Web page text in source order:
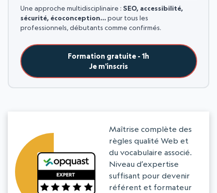
Une approche multidisciplinaire : SEO, accessibilité,
sécurité, écoconception… pour tous les
professionnels, débutants comme confirmés.
Formation gratuite - 1h
Je m'inscris
Maîtrise complète des
règles qualité Web et
du vocabulaire associé.
Niveau d’expertise
suffisant pour devenir
référent et formateur